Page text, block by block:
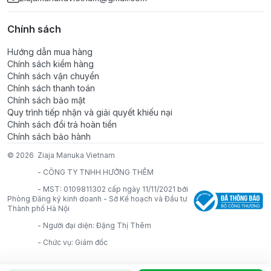
+ Tắm vòi sen: Lấy lượng vừa đủ thoa lên da, sau đó
làm sạch.
+ Tắm bồn: Dùng lượng dầu tắm khoảng 2–3 nắp
hòa vào nước ấm. Tắm tráng lại nếu cần tuy nhiên hiệu
quả dưỡng ẩm sẽ cao hơn khi không tráng lại bằng
nước. Sau khi tắm xong dùng khăn lau nhẹ nhàng.
- Thông tin/ cảnh báo: Thích hợp dùng chăm sóc da
khô, da rất khô, da nhạy cảm. Dùng được cho trẻ sơ
sinh và trẻ nhỏ.
Chính sách
Hướng dẫn mua hàng
Chính sách kiểm hàng
Chính sách vận chuyển
Chính sách thanh toán
Chính sách bảo mật
Quy trình tiếp nhận và giải quyết khiếu nại
Chính sách đổi trả hoàn tiền
Chính sách bảo hành
© 2026 Ziaja Manuka Vietnam
- CÔNG TY TNHH HƯỞNG THÊM
- MST: 0109811302 cấp ngày 11/11/2021 bởi
Phòng Đăng ký kinh doanh - Sở Kế hoạch và Đầu tư
Thành phố Hà Nội
- Người đại diện: Đặng Thị Thêm
- Chức vụ: Giám đốc